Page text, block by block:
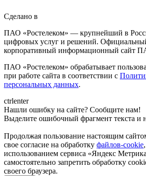
Сделано в
ПАО «Ростелеком» — крупнейший в
цифровых услуг и решений.
корпоративный информационный сайт
ПАО «Ростелеком» обрабатывает
при работе сайта в соответствии с
персональных данных.
ctrlenter
Нашли ошибку на сайте? Сообщите нам!
Выделите ошибочный фрагмент текста и
Продолжая пользование настоящим
свое согласие на обработку файлов-cookie
использованием сервиса «Яндекс
самостоятельно запретить обработку
своего браузера.